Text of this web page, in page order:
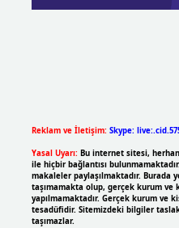
Reklam ve İletişim: Skype:
Yasal Uyarı: Bu internet sitesi,
ile hiçbir bağlantısı
makaleler paylaşılmaktadır.
taşımamakta olup, gerçek kurum ve
yapılmamaktadır. Gerçek kurum ve
tesadüfidir. Sitemizdeki bilgiler
taşımazlar.